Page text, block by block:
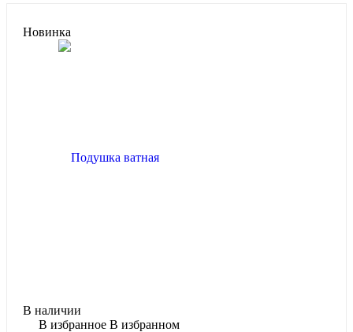
Новинка
В наличии
В избранное В избранном